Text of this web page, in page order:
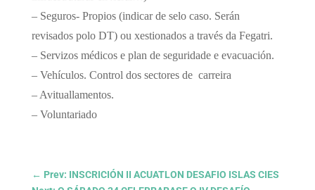
– Seguros- Propios (indicar de selo caso. Serán
revisados polo DT) ou xestionados a través da Fegatri.
– Servizos médicos e plan de seguridade e evacuación.
– Vehículos. Control dos sectores de carreira
– Avituallamentos.
– Voluntariado
← Prev: INSCRICIÓN II ACUATLON DESAFIO ISLAS CIES